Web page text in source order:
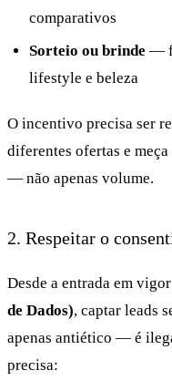
comparativos
Sorteio ou brinde —
lifestyle e beleza
O incentivo precisa ser
diferentes ofertas e
— não apenas volume.
2. Respeitar o
Desde a entrada em
de Dados), captar leads
apenas antiético — é
precisa: